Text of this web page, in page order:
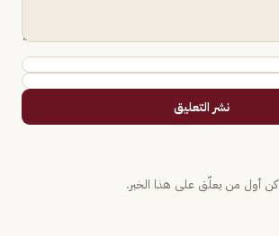
نشر التعليق
كن أول من يعلّق على هذا الخبر.